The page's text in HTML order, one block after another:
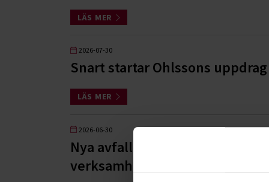
LÄS MER
2026-07-30
Snart startar Ohlssons
LÄS MER
2026-06-30
Nya avfallsregler från 1 juli
verksamheter?